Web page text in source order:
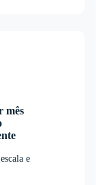
mês
e